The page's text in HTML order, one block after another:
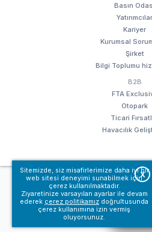
Sitemizde, siz misafirlerimize daha iyi bir
web sitesi deneyimi sunabilmek için
çerez kullanılmaktadır.
Ziyaretinize varsayılan ayarlar ile devam
ederek çerez politikamız doğrultusunda
çerez kullanımına izin vermiş
oluyorsunuz.
X
Basın
Yatırımcılar
Kariyer
Kurumsal
Şirket
Bilgi Toplumu
B2B
FTA
Otopark
Ticari
Havacılık
© Fraport TAV Antalya Havalimanı,
Kullanım koşullarımız
Bilgi